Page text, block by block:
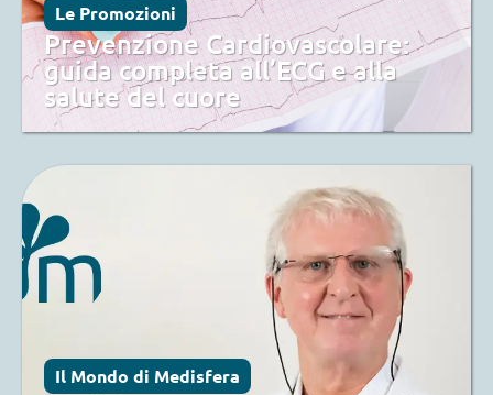
Le Promozioni
Prevenzione Cardiovascolare:
guida completa all’ECG e alla
salute del cuore
Il Mondo di Medisfera